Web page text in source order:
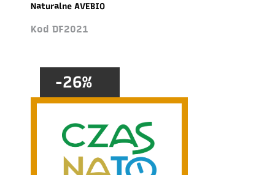
Naturalne AVEBIO
Kod DF2021
-26%